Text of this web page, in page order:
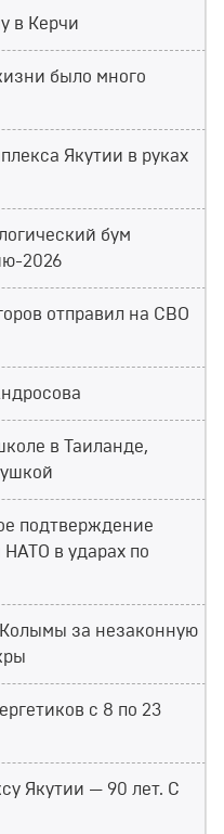
в Керчи
было много
Якутии в руках
бум
2026
отправил на СВО
в Таиланде,
подтверждение
НАТО в ударах по
за незаконную
с 8 по 23
Якутии — 90 лет. С